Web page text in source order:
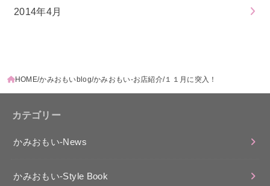
2014年4月
HOME かみおもいblog かみおもい-お店紹介 １１月に突入！
カテゴリー
かみおもい-News
かみおもい-Style Book